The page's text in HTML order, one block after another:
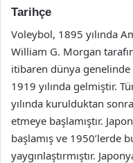
Tarihçe
Voleybol, 1895 yılında
William G. Morgan
itibaren dünya genelinde
1919 yılında gelmiştir.
yılında kurulduktan
etmeye başlamıştır.
başlamış ve 1950’lerde
yaygınlaştırmıştır.